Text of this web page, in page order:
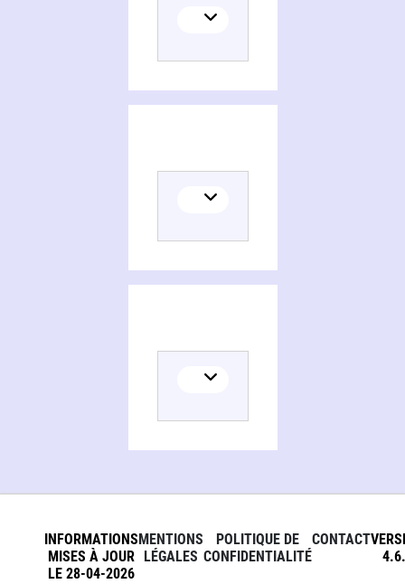
INFORMATIONS
MISES À JOUR
LE 28-04-2026
MENTIONS
LÉGALES
POLITIQUE DE
CONFIDENTIALITÉ
CONTACT